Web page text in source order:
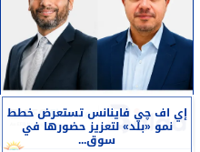
إي اف چي فاينانس تستعرض خطط
نمو «بلد» لتعزيز حضورها في
سوق...